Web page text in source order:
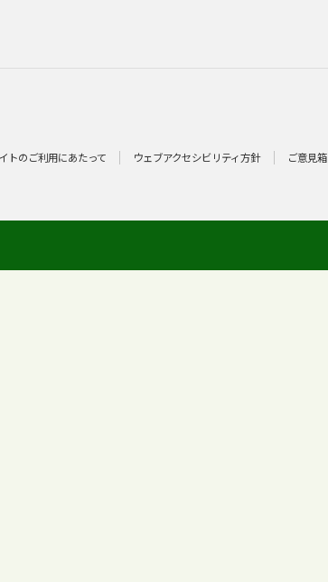
トのご利用にあたって ウェブアクセシビリティ方針 ご意見箱